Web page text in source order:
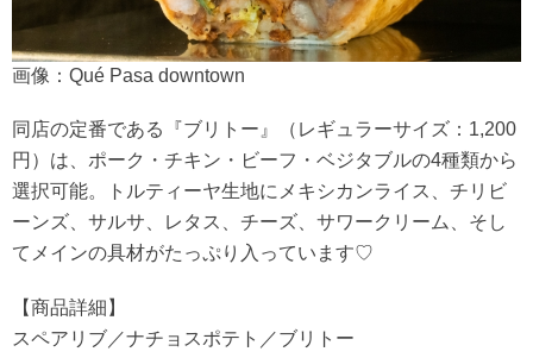
画像：Qué Pasa downtown
同店の定番である『ブリトー』（レギュラーサイズ：1,200
円）は、ポーク・チキン・ビーフ・ベジタブルの4種類から
選択可能。トルティーヤ生地にメキシカンライス、チリビ
ーンズ、サルサ、レタス、チーズ、サワークリーム、そし
てメインの具材がたっぷり入っています♡
【商品詳細】
スペアリブ／ナチョスポテト／ブリトー